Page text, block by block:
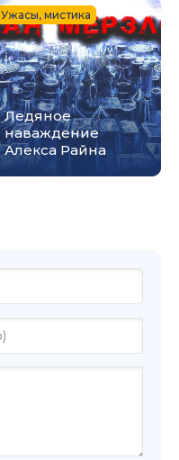
Ледяное
наваждение
Алекса Райна
Ужасы, мистика